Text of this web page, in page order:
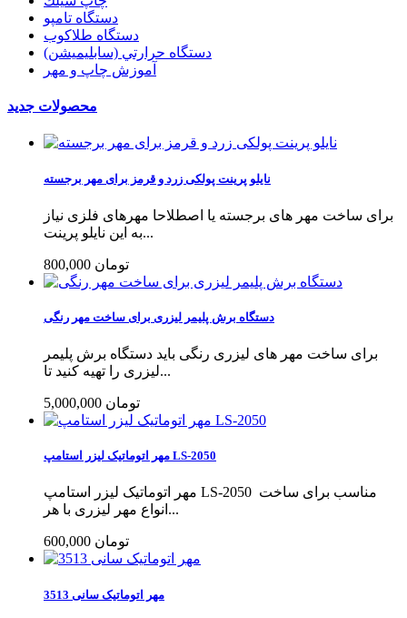
دستگاه تامپو
دستگاه طلاکوب
دستگاه حرارتي (سابليميشن)
آموزش چاپ و مهر
محصولات جدید
نایلو پرینت پولکی زرد و قرمز برای مهر برجسته
برای ساخت مهر های برجسته یا اصطلاحا مهرهای فلزی نیاز
به این نایلو پرینت...
800,000 تومان
دستگاه برش پلیمر لیزری برای ساخت مهر رنگی
برای ساخت مهر های لیزری رنگی باید دستگاه برش پلیمر
لیزری را تهیه کنید تا...
5,000,000 تومان
مهر اتوماتیک لیزر استامپ LS-2050
مهر اتوماتیک لیزر استامپ LS-2050 مناسب برای ساخت
انواع مهر لیزری با هر...
600,000 تومان
مهر اتوماتیک سانی 3513